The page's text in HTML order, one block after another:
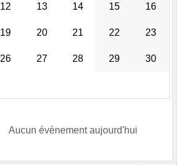
12 13 14 15 16
19 20 21 22 23
26 27 28 29 30
Aucun évènement aujourd'hui